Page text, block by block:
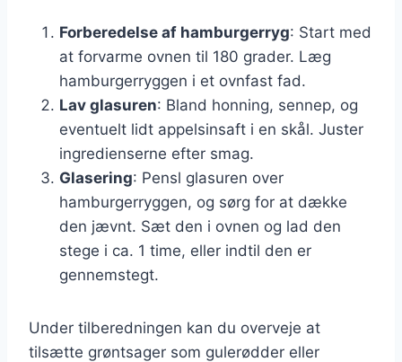
Forberedelse af hamburgerryg: Start med
at forvarme ovnen til 180 grader. Læg
hamburgerryggen i et ovnfast fad.
Lav glasuren: Bland honning, sennep, og
eventuelt lidt appelsinsaft i en skål. Juster
ingredienserne efter smag.
Glasering: Pensl glasuren over
hamburgerryggen, og sørg for at dække
den jævnt. Sæt den i ovnen og lad den
stege i ca. 1 time, eller indtil den er
gennemstegt.
Under tilberedningen kan du overveje at
tilsætte grøntsager som gulerødder eller